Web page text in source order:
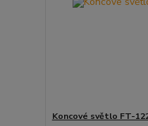
Koncové světlo FT-